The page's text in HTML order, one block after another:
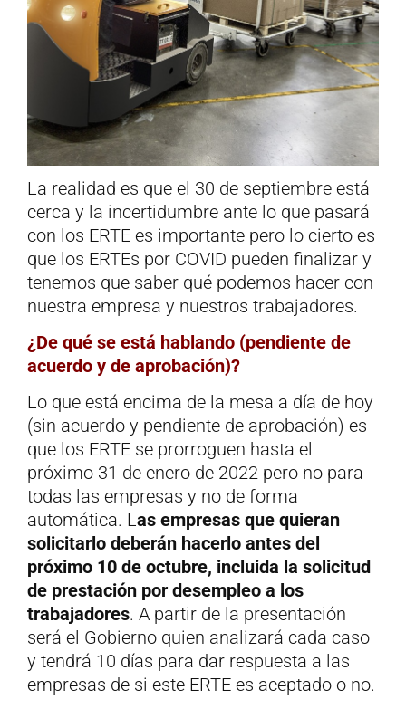
La realidad es que el 30 de septiembre está
cerca y la incertidumbre ante lo que pasará
con los ERTE es importante pero lo cierto es
que los ERTEs por COVID pueden finalizar y
tenemos que saber qué podemos hacer con
nuestra empresa y nuestros trabajadores.
¿De qué se está hablando (pendiente de
acuerdo y de aprobación)?
Lo que está encima de la mesa a día de hoy
(sin acuerdo y pendiente de aprobación) es
que los ERTE se prorroguen hasta el
próximo 31 de enero de 2022 pero no para
todas las empresas y no de forma
automática. Las empresas que quieran
solicitarlo deberán hacerlo antes del
próximo 10 de octubre, incluida la solicitud
de prestación por desempleo a los
trabajadores. A partir de la presentación
será el Gobierno quien analizará cada caso
y tendrá 10 días para dar respuesta a las
empresas de si este ERTE es aceptado o no.